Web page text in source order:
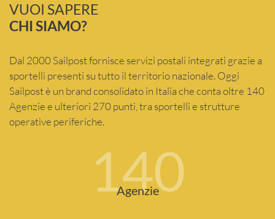
VUOI SAPERE
CHI SIAMO?
Dal 2000 Sailpost fornisce servizi postali integrati grazie a
sportelli presenti su tutto il territorio nazionale. Oggi
Sailpost è un brand consolidato in Italia che conta oltre 140
Agenzie e ulteriori 270 punti, tra sportelli e strutture
operative periferiche.
140
Agenzie